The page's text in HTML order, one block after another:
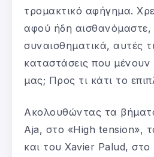
τρομακτικό αφήγημα.
αφού ήδη αισθανόμαστε,
συναισθηματικά, αυτές
καταστάσεις που
μας; Προς τι κάτι το
Ακολουθώντας τα
Aja, στο «High tension»,
και του Xavier Palud,